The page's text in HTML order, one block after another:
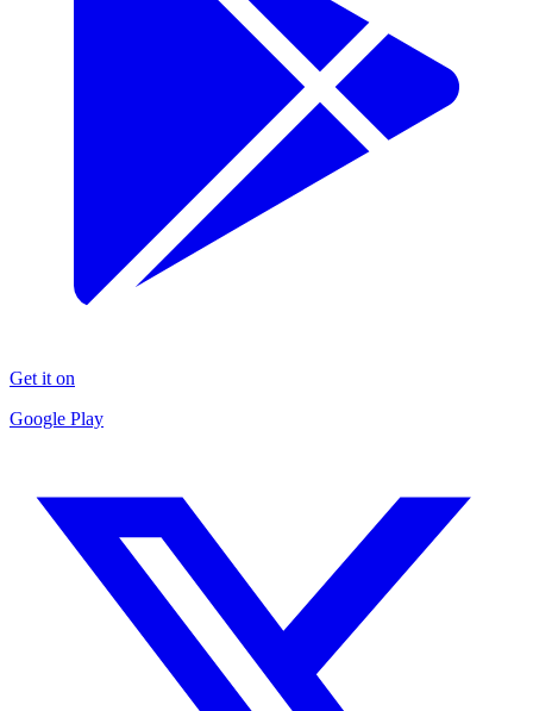
Get it on
Google Play